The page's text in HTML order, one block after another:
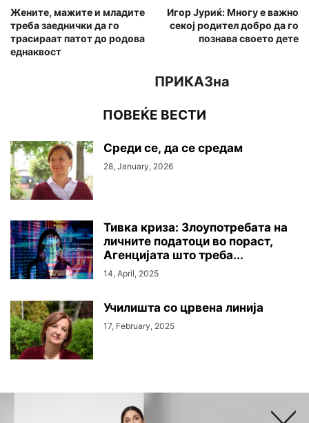
Жените, мажите и младите
треба заеднички да го
трасираат патот до родова
еднаквост
Игор Јуриќ: Многу е важно
секој родител добро да го
познава своето дете
ПРИКАЗна
ПОВЕЌЕ ВЕСТИ
Среди се, да се средам
28, January, 2026
Тивка криза: Злоупотребата на
личните податоци во пораст,
Агенцијата што треба...
14, April, 2025
Училишта со црвена линија
17, February, 2025